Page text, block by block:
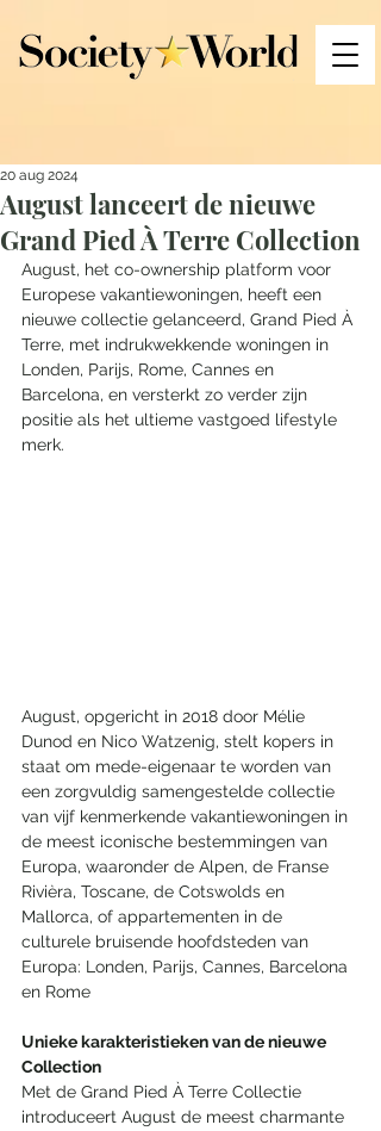
August lanceert de nieuwe
Grand Pied À Terre Collection
20 aug 2024
August, het co-ownership platform voor
Europese vakantiewoningen, heeft een
nieuwe collectie gelanceerd, Grand Pied À
Terre, met indrukwekkende woningen in
Londen, Parijs, Rome, Cannes en
Barcelona, en versterkt zo verder zijn
positie als het ultieme vastgoed lifestyle
merk.
August, opgericht in 2018 door Mélie
Dunod en Nico Watzenig, stelt kopers in
staat om mede-eigenaar te worden van
een zorgvuldig samengestelde collectie
van vijf kenmerkende vakantiewoningen in
de meest iconische bestemmingen van
Europa, waaronder de Alpen, de Franse
Rivièra, Toscane, de Cotswolds en
Mallorca, of appartementen in de
culturele bruisende hoofdsteden van
Europa: Londen, Parijs, Cannes, Barcelona
en Rome
Unieke karakteristieken van de nieuwe
Collection
Met de Grand Pied À Terre Collectie
introduceert August de meest charmante